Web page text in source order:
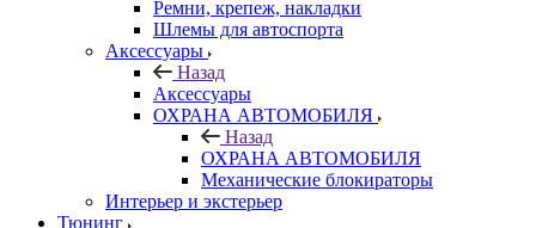
Ремни, крепеж, накладки
Шлемы для автоспорта
Аксессуары
Назад
Аксессуары
ОХРАНА АВТОМОБИЛЯ
Назад
ОХРАНА АВТОМОБИЛЯ
Механические блокираторы
Интерьер и экстерьер
Тюнинг